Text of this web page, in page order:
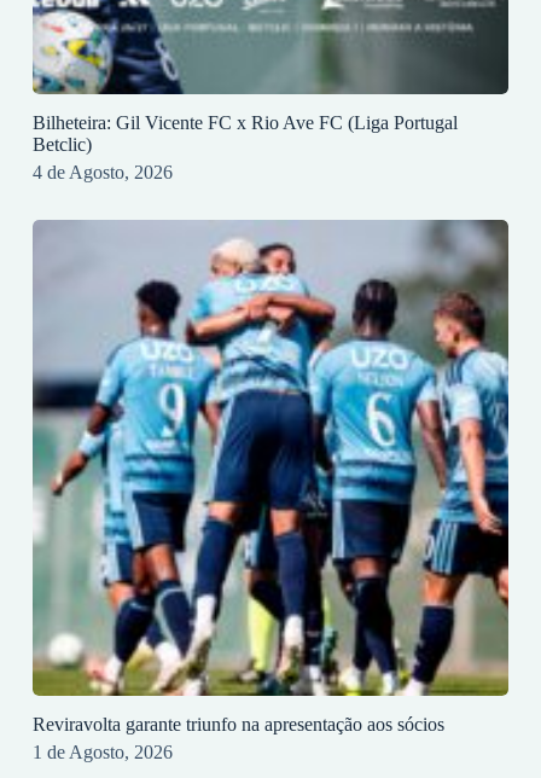
Bilheteira: Gil Vicente FC x Rio Ave FC (Liga Portugal
Betclic)
4 de Agosto, 2026
Reviravolta garante triunfo na apresentação aos sócios
1 de Agosto, 2026